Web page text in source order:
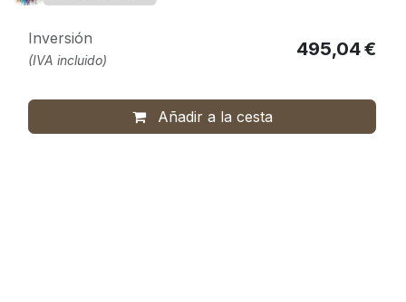
Añadir a la cesta
Inversión
(IVA incluido)
495,04€